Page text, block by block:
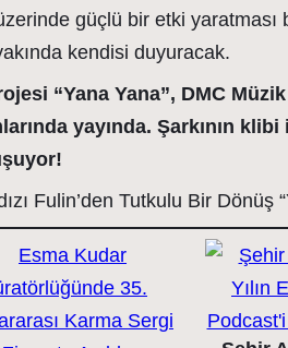
güçlü bir etki
kendisi duyuracak.
“Yana Yana”, DMC
yayında. Şarkının klibi